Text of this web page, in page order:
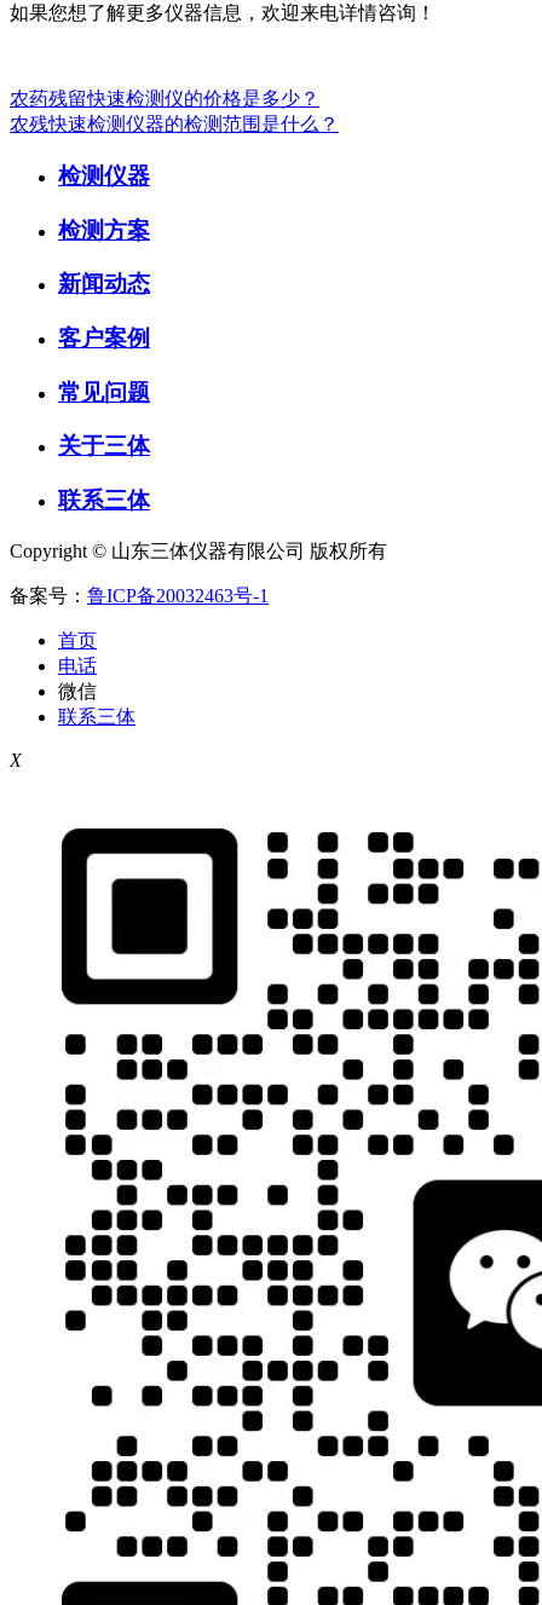
如果您想了解更多仪器信息，欢迎来电详情咨询！
农药残留快速检测仪的价格是多少？
农残快速检测仪器的检测范围是什么？
检测仪器
检测方案
新闻动态
客户案例
常见问题
关于三体
联系三体
Copyright © 山东三体仪器有限公司 版权所有
备案号： 鲁ICP备20032463号-1
首页
电话
微信
联系三体
X